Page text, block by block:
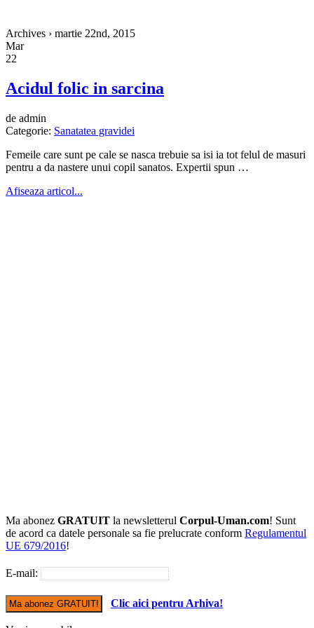
Archives › martie 22nd, 2015
Mar
22
Acidul folic in sarcina
de admin
Categorie: Sanatatea gravidei
Femeile care sunt pe cale se nasca trebuie sa isi ia tot felul de masuri
pentru a da nastere unui copil sanatos. Expertii spun …
Afiseaza articol...
Ma abonez GRATUIT la newsletterul Corpul-Uman.com! Sunt
de acord ca datele personale sa fie prelucrate conform Regulamentul
UE 679/2016!
E-mail:
Clic aici pentru Arhiva!